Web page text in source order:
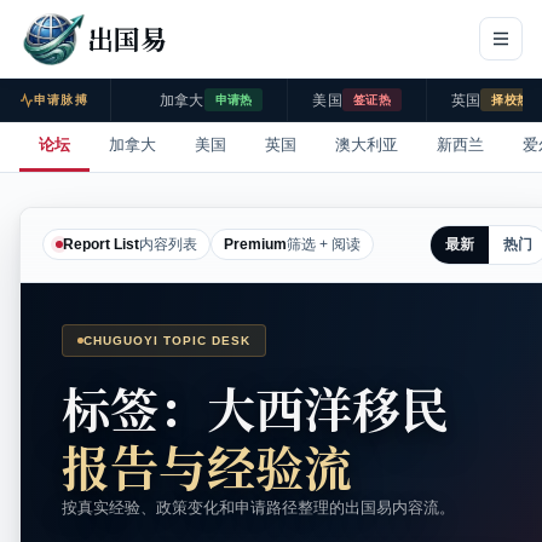
出国易
申请脉搏 加拿大 申请热 美国 签证热 英国 择校热
论坛 加拿大 美国 英国 澳大利亚 新西兰 爱
Report List内容列表 Premium筛选 + 阅读 最新 热门
CHUGUOYI TOPIC DESK
标签：大西洋移民
报告与经验流
按真实经验、政策变化和申请路径整理的出国易内容流。